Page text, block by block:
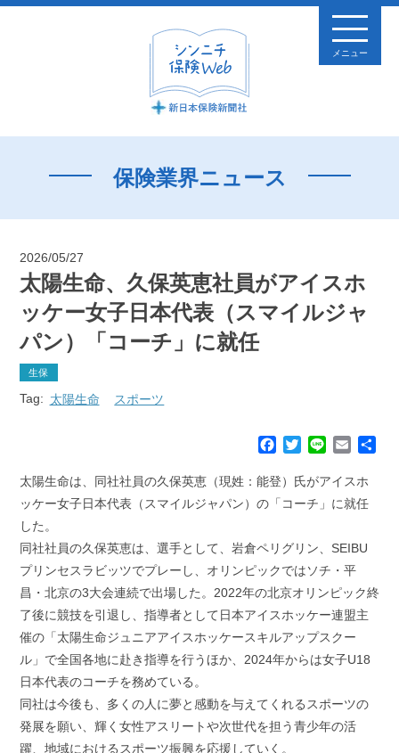
メニュー
保険業界ニュース
2026/05/27
太陽生命、久保英恵社員がアイスホ
ッケー女子日本代表（スマイルジャ
パン）「コーチ」に就任
生保
Tag: 太陽生命 スポーツ
c
e
o
k
T
i
r
n
e
E
a
i
太陽生命は、同社社員の久保英恵（現姓：能登）氏がアイスホ
ッケー女子日本代表（スマイルジャパン）の「コーチ」に就任
した。
同社社員の久保英恵は、選手として、岩倉ペリグリン、SEIBU
プリンセスラビッツでプレーし、オリンピックではソチ・平
昌・北京の3大会連続で出場した。2022年の北京オリンピック終
了後に競技を引退し、指導者として日本アイスホッケー連盟主
催の「太陽生命ジュニアアイスホッケースキルアップスクー
ル」で全国各地に赴き指導を行うほか、2024年からは女子U18
日本代表のコーチを務めている。
同社は今後も、多くの人に夢と感動を与えてくれるスポーツの
発展を願い、輝く女性アスリートや次世代を担う青少年の活
躍、地域におけるスポーツ振興を応援していく。